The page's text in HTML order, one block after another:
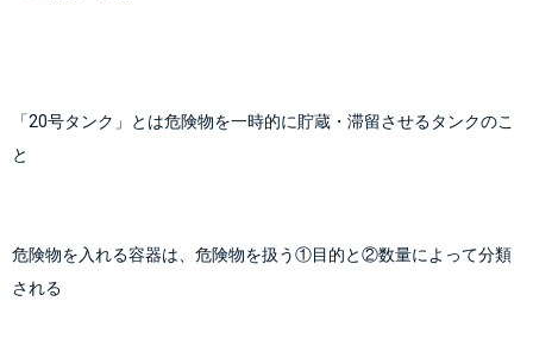
「20号タンク」とは危険物を一時的に貯蔵・滞留させるタンクのこ
と
危険物を入れる容器は、危険物を扱う①目的と②数量によって分類
される